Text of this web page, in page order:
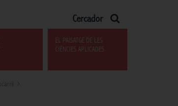
Cercador
EL PAISATGE DE LES
CIÈNCIES APLICADES